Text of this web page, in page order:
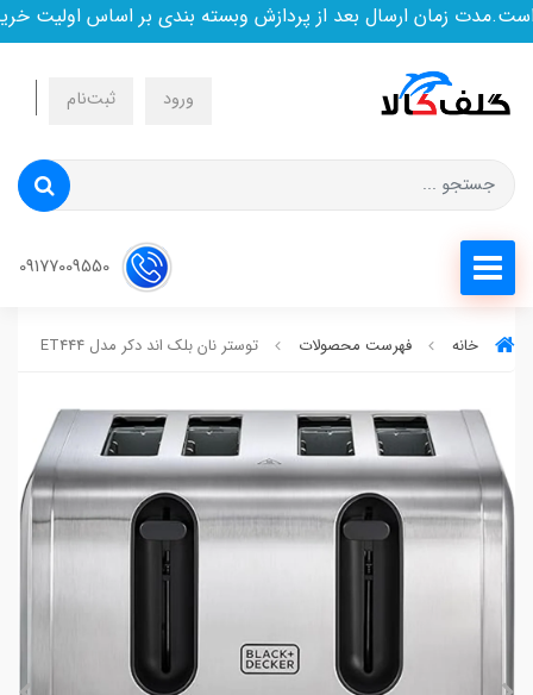
زمان ارسال بعد از پردازش وبسته بندی بر اساس اولیت خرید
ورود ثبت‌نام
خانه فهرست محصولات توستر نان بلک اند دکر مدل ET444